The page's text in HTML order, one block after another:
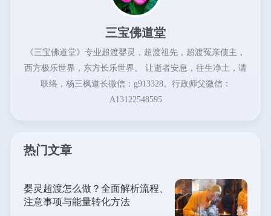
三宝佛道堂
《三宝佛道堂》专业超渡婴灵，超渡祖先，超渡冤亲债主，
西方极乐世界，东方长乐世界。 让逝者安息，往生净土，请
联络，杨三枫道长微信：g913328。行政师父微信：
A13122548595
热门文章
婴灵超渡怎么做？全面解析流程、
注意事项与能量转化方法